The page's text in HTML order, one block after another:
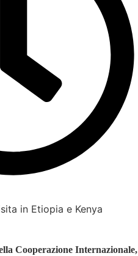
Cooperazione Internazionale,